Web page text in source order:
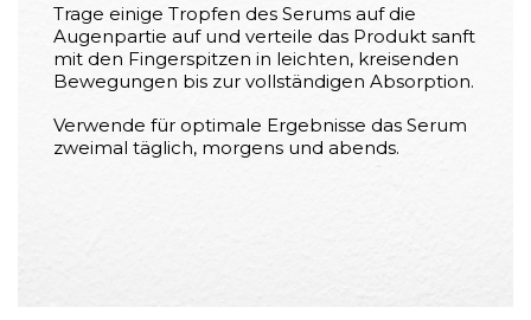
Trage einige Tropfen des Serums auf die
Augenpartie auf und verteile das Produkt sanft
mit den Fingerspitzen in leichten, kreisenden
Bewegungen bis zur vollständigen Absorption.
Verwende für optimale Ergebnisse das Serum
zweimal täglich, morgens und abends.